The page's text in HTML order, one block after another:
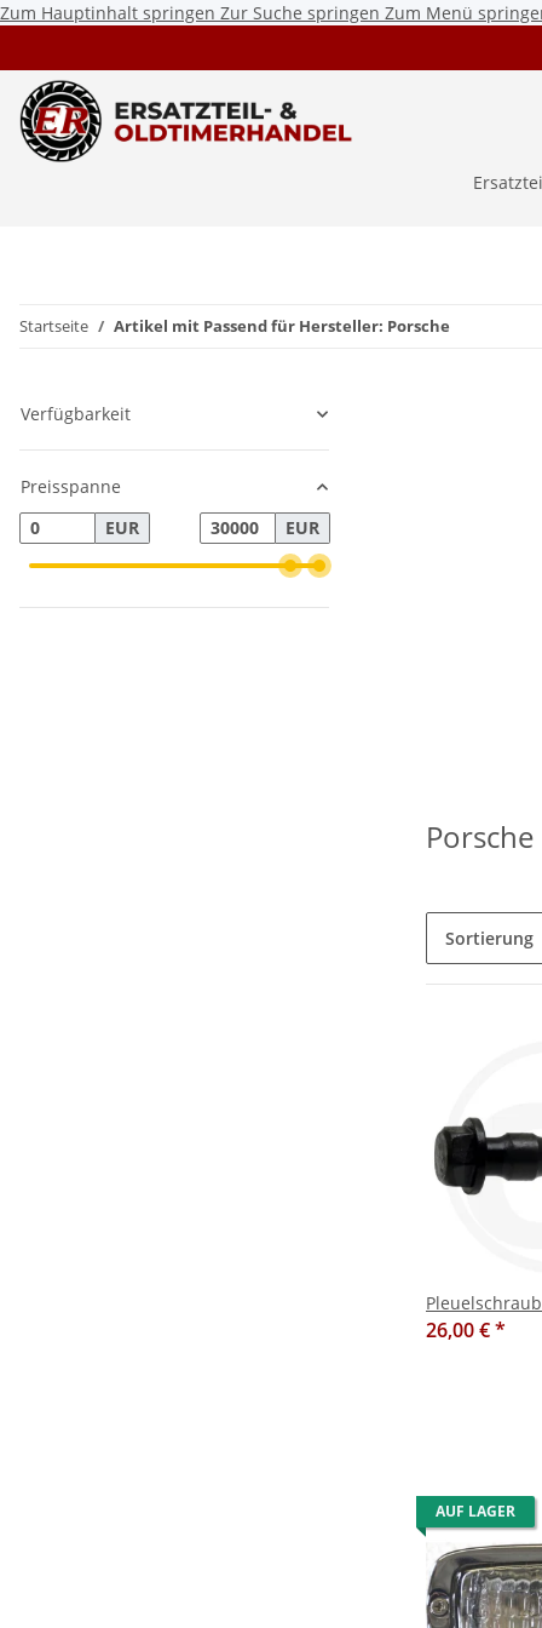
Zum Hauptinhalt springen Zur Suche springen Zum Menü
Startseite Artikel mit Passend für Hersteller: Porsche
Porsche
Sortierung
26,00 €*
AUF LAGER
Verfügbarkeit
Preisspanne
EUR
EUR